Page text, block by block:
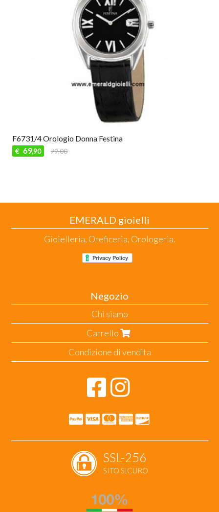
F6731/4 Orologio Donna Festina
€ 69,90 79,00
EMERALD gioielli
Gioielleria, Oreficeria, Orologeria.
Negozio
Chi siamo
Carrello
Condizione di vendita
SSL-256
SITO SICURO